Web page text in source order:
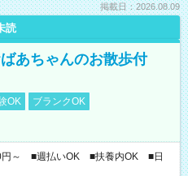
掲載日：2026.08.09
読
あちゃんのお散歩付
OK
ブランクOK
円～ ■週払いOK ■扶養内OK ■日